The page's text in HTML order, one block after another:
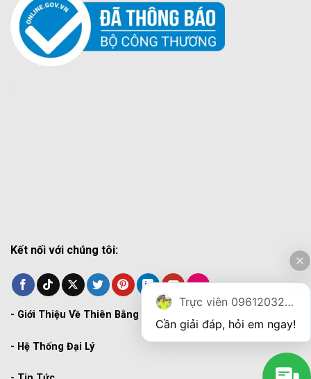
Kết nối với chúng tôi:
- Giới Thiệu Về Thiên Bằng
- Hệ Thống Đại Lý
Trực viên 0961203270
Cần giải đáp, hỏi em ngay!